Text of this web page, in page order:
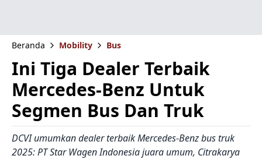
Beranda Mobility Bus
Ini Tiga Dealer Terbaik
Mercedes-Benz Untuk
Segmen Bus Dan Truk
DCVI umumkan dealer terbaik Mercedes-Benz bus truk
2025: PT Star Wagen Indonesia juara umum, Citrakarya